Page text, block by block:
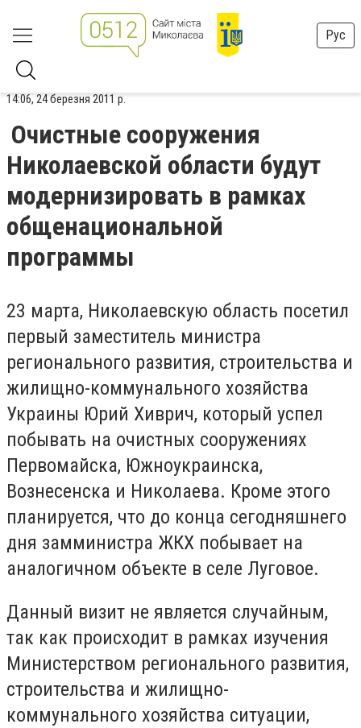
Рус
14:06, 24 березня 2011 р.
Очистные сооружения
Николаевской области будут
модернизировать в рамках
общенациональной
программы
23 марта, Николаевскую область посетил
первый заместитель министра
регионального развития, строительства и
жилищно-коммунального хозяйства
Украины Юрий Хиврич, который успел
побывать на очистных сооружениях
Первомайска, Южноукраинска,
Вознесенска и Николаева. Кроме этого
планируется, что до конца сегодняшнего
дня замминистра ЖКХ побывает на
аналогичном объекте в селе Луговое.
Данный визит не является случайным,
так как происходит в рамках изучения
Министерством регионального развития,
строительства и жилищно-
коммунального хозяйства ситуации,